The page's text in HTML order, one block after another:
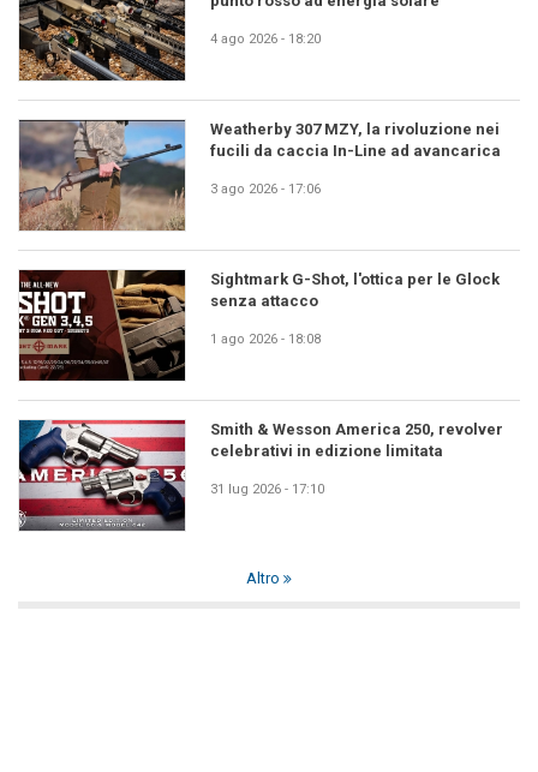
4 ago 2026 - 18:20
Weatherby 307 MZY, la rivoluzione nei
fucili da caccia In-Line ad avancarica
3 ago 2026 - 17:06
Sightmark G-Shot, l'ottica per le Glock
senza attacco
1 ago 2026 - 18:08
Smith & Wesson America 250, revolver
celebrativi in edizione limitata
31 lug 2026 - 17:10
Altro